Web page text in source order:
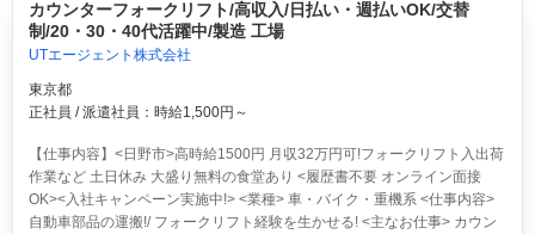
カウンターフォークリフト/高収入/日払い・週払いOK/交替
制/20・30・40代活躍中/製造 工場
UTエージェント株式会社
東京都
正社員 / 派遣社員：時給1,500円～
【仕事内容】<日野市>高時給1500円 月収32万円可!フォークリフト入出荷
作業など 土日休み 大盛り無料の食堂あり <履歴書不要 オンライン面接
OK><入社キャンペーン実施中!> <業種> 車・バイク・重機系 <仕事内容>
自動車部品の運搬!/ フォークリフト経験を生かせる! <主なお仕事> カウン